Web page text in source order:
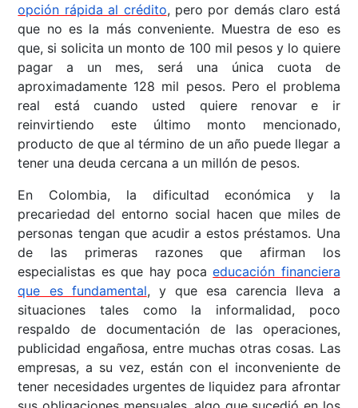
opción rápida al crédito, pero por demás claro está
que no es la más conveniente. Muestra de eso es
que, si solicita un monto de 100 mil pesos y lo quiere
pagar a un mes, será una única cuota de
aproximadamente 128 mil pesos. Pero el problema
real está cuando usted quiere renovar e ir
reinvirtiendo este último monto mencionado,
producto de que al término de un año puede llegar a
tener una deuda cercana a un millón de pesos.
En Colombia, la dificultad económica y la
precariedad del entorno social hacen que miles de
personas tengan que acudir a estos préstamos. Una
de las primeras razones que afirman los
especialistas es que hay pocaeducación financiera
que es fundamental, y que esa carencia lleva a
situaciones tales como la informalidad, poco
respaldo de documentación de las operaciones,
publicidad engañosa, entre muchas otras cosas. Las
empresas, a su vez, están con el inconveniente de
tener necesidades urgentes de liquidez para afrontar